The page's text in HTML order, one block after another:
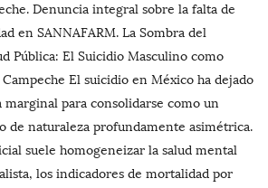
Denuncia integral sobre la falta de
en SANNAFARM. La Sombra del
Pública: El Suicidio Masculino como
El suicidio en México ha dejado
marginal para consolidarse como un
de naturaleza profundamente asimétrica.
suele homogeneizar la salud mental
los indicadores de mortalidad por